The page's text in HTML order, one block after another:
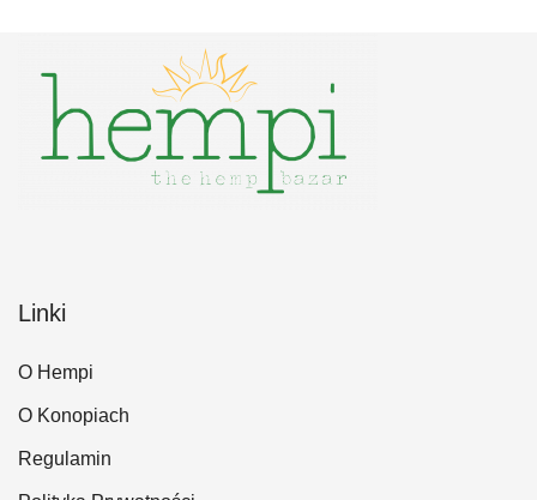
Linki
O Hempi
O Konopiach
Regulamin